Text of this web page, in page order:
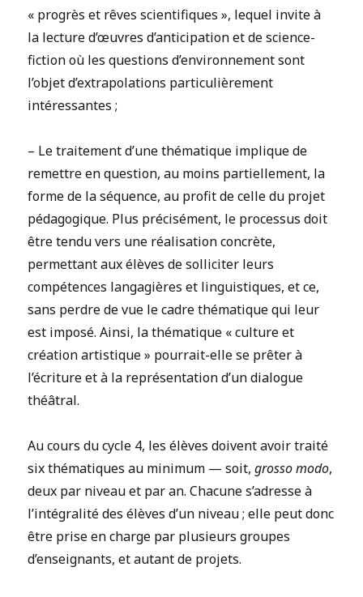
« progrès et rêves scientifiques », lequel invite à
la lecture d’œuvres d’anticipation et de science-
fiction où les questions d’environnement sont
l’objet d’extrapolations particulièrement
intéressantes ;
– Le traitement d’une thématique implique de
remettre en question, au moins partiellement, la
forme de la séquence, au profit de celle du projet
pédagogique. Plus précisément, le processus doit
être tendu vers une réalisation concrète,
permettant aux élèves de solliciter leurs
compétences langagières et linguistiques, et ce,
sans perdre de vue le cadre thématique qui leur
est imposé. Ainsi, la thématique « culture et
création artistique » pourrait-elle se prêter à
l’écriture et à la représentation d’un dialogue
théâtral.
Au cours du cycle 4, les élèves doivent avoir traité
six thématiques au minimum — soit,grosso modo,
deux par niveau et par an. Chacune s’adresse à
l’intégralité des élèves d’un niveau ; elle peut donc
être prise en charge par plusieurs groupes
d’enseignants, et autant de projets.